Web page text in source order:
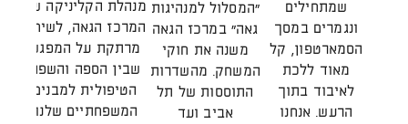
שמתחילים
ונגמרים במסך
הסמארטפון, קל
מאוד ללכת
לאיבוד בתוך
הרעש. אנחנו
"המסלול למנהיגות
גאה" במרכז הגאה
משנה את חוקי
המשחק. מהשדרות
התוססות של תל
אביב ועד
מנהלת הקליניקה של
המרכז הגאה, לשיחה
מרתקת על המפגש
שבין הספה והשפה
הטיפולית למבנים
המשפחתיים שלנו.